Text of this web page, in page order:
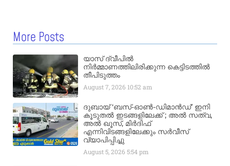
More Posts
യാസ് ദ്വീപിൽ
നിർമ്മാണത്തിലിരിക്കുന്ന കെട്ടിടത്തിൽ
തീപിടുത്തം
August 7, 2026 10:52 am
ദുബായ് ‘ബസ്-ഓൺ-ഡിമാൻഡ്’ ഇനി
കൂടുതൽ ഇടങ്ങളിലേക്ക് ; അൽ സത്വ,
അൽ ഖൂസ്, മിർദിഫ്
എന്നിവിടങ്ങളിലേക്കും സർവീസ്
വ്യാപിപ്പിച്ചു
August 5, 20265:54 pm